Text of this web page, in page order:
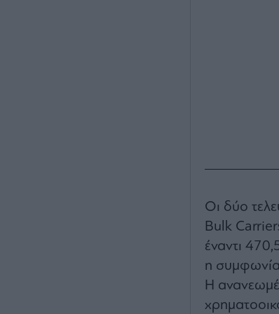
Οι δύο
Bulk
έναντι
η
Η